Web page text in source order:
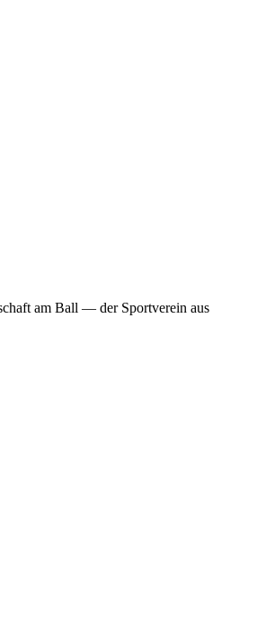
am Ball — der Sportverein aus